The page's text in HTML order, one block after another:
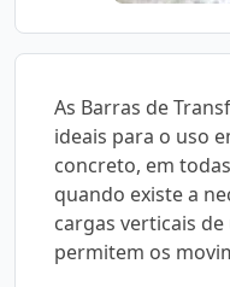
As Barras de
ideais para o uso
concreto, em
quando existe a
cargas verticais
permitem os